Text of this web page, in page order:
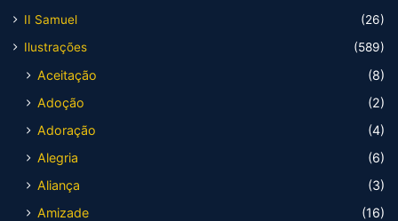
II Samuel
(26)
Ilustrações
(589)
Aceitação
(8)
Adoção
(2)
Adoração
(4)
Alegria
(6)
Aliança
(3)
Amizade
(16)